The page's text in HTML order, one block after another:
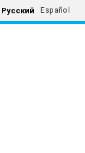
Русский Español